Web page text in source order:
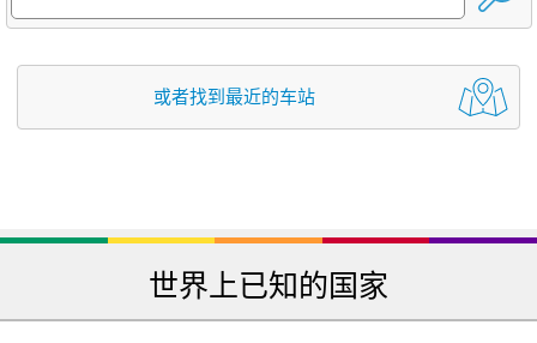
或者找到最近的车站
世界上已知的国家